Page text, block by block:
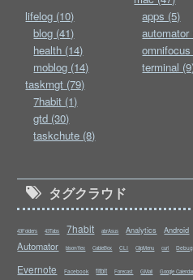
lifelog (10)
blog (41)
health (14)
moblog (14)
apps (5)
automator
omnifocus
terminal
taskmgt (79)
7habit (1)
gtd (30)
taskchute (8)
タグクラウド
43Folders 43Tabs 7habit abrAsus Analytics Android
Automator bison/flex CableBox CLI ClipMenu curl Debug
Evernote Facebook fitbit Forecast GMail Google Calendar